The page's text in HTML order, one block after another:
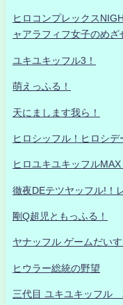
ヒロコンプレックス
ャアラフィフ女子のめ
ユキユキッフル3！
萌えっふる！
天にまします我ら！
ヒロシッフル！ヒロシデ
ヒロユキユキッフル
徹夜DEテツヤッフル!！
剛Q超児ともっふる！
ヤナッフル ゲームだい
ヒウラー総統の野望
三代目 ユキユキッフル